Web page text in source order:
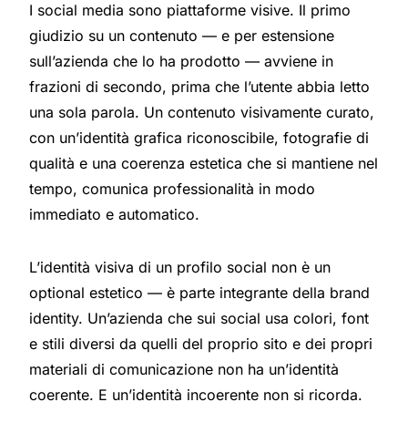
I social media sono piattaforme visive. Il primo
giudizio su un contenuto — e per estensione
sull’azienda che lo ha prodotto — avviene in
frazioni di secondo, prima che l’utente abbia letto
una sola parola. Un contenuto visivamente curato,
con un’identità grafica riconoscibile, fotografie di
qualità e una coerenza estetica che si mantiene nel
tempo, comunica professionalità in modo
immediato e automatico.
L’identità visiva di un profilo social non è un
optional estetico — è parte integrante della brand
identity. Un’azienda che sui social usa colori, font
e stili diversi da quelli del proprio sito e dei propri
materiali di comunicazione non ha un’identità
coerente. E un’identità incoerente non si ricorda.